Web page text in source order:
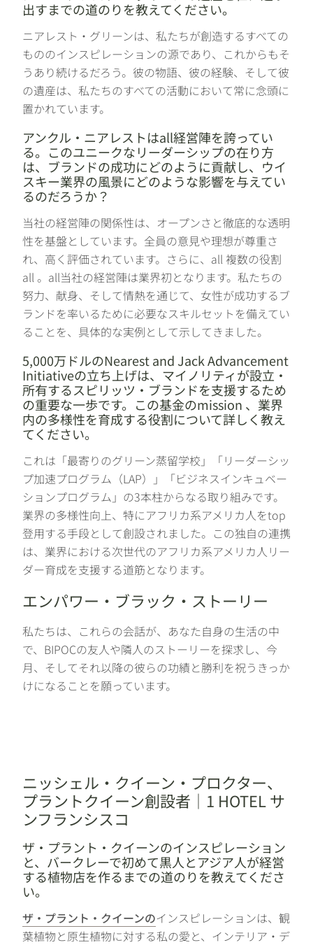
出すまでの道のりを教えてください。
ニアレスト・グリーンは、私たちが創造するすべての
もののインスピレーションの源であり、これからもそ
うあり続けるだろう。彼の物語、彼の経験、そして彼
の遺産は、私たちのすべての活動において常に念頭に
置かれています。
アンクル・ニアレストはall経営陣を誇ってい
る。このユニークなリーダーシップの在り方
は、ブランドの成功にどのように貢献し、ウイ
スキー業界の風景にどのような影響を与えてい
るのだろうか？
当社の経営陣の関係性は、オープンさと徹底的な透明
性を基盤としています。全員の意見や理想が尊重さ
れ、高く評価されています。さらに、all 複数の役割
all 。all当社の経営陣は業界初となります。私たちの
努力、献身、そして情熱を通じて、女性が成功するブ
ランドを率いるために必要なスキルセットを備えてい
ることを、具体的な実例として示してきました。
5,000万ドルのNearest and Jack Advancement
Initiativeの立ち上げは、マイノリティが設立・
所有するスピリッツ・ブランドを支援するため
の重要な一歩です。この基金のmission 、業界
内の多様性を育成する役割について詳しく教え
てください。
これは「最寄りのグリーン蒸留学校」「リーダーシッ
プ加速プログラム（LAP）」「ビジネスインキュベー
ションプログラム」の3本柱からなる取り組みです。
業界の多様性向上、特にアフリカ系アメリカ人をtop
登用する手段として創設されました。この独自の連携
は、業界における次世代のアフリカ系アメリカ人リー
ダー育成を支援する道筋となります。
エンパワー・ブラック・ストーリー
私たちは、これらの会話が、あなた自身の生活の中
で、BIPOCの友人や隣人のストーリーを探求し、今
月、そしてそれ以降の彼らの功績と勝利を祝うきっか
けになることを願っています。
ニッシェル・クイーン・プロクター、
プラントクイーン創設者｜1 HOTEL サ
ンフランシスコ
ザ・プラント・クイーンのインスピレーション
と、バークレーで初めて黒人とアジア人が経営
する植物店を作るまでの道のりを教えてくださ
い。
ザ・プラント・クイーンのインスピレーションは、観
葉植物と原生植物に対する私の愛と、インテリア・デ